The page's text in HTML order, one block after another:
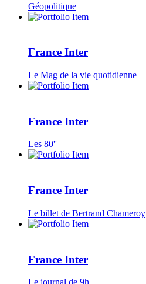
Géopolitique
France Inter
Le Mag de la vie quotidienne
France Inter
Les 80''
France Inter
Le billet de Bertrand Chameroy
France Inter